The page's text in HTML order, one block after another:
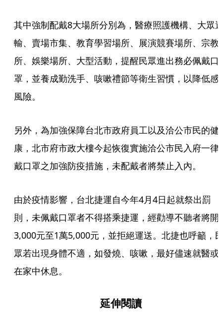
其中強制配戴8大場所分別為，醫療照護機構、大眾
輸、賣場市集、教育學習場所、展演競賽場所、宗教
所、娛樂場所、大型活動，提醒民眾進出務必佩戴口
罩，並養成勤洗手、咳嗽禮節等衛生習慣，以降低感
風險。
另外，為加強保障台北市政府員工以及洽公市民的健
康，北市府市政大樓今起恢復實施洽公市民入府一律
戴口罩之加強防疫措施，未配戴者將禁止入內。
由於疫情影響，台北捷運自今年4月4日起就祭出罰
則，未佩戴口罩者不得搭乘捷運，經勸導不聽者將開
3,000元至1萬5,000元，並拒絕運送。北捷也呼籲，
眾若出現身體不適，如發燒、咳嗽，最好儘速就醫或
在家中休息。
延伸閱讀